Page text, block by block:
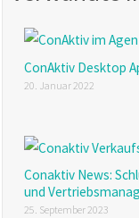
ConAktiv Desktop
20. Januar 2022
Conaktiv News:
und
25. September 2023